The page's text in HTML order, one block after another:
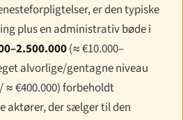
er den typiske
plus en administrativ bøde i
(≈ €10.000–
alvorlige/gentagne niveau
≈ €400.000) forbeholdt
aktører, der sælger til den